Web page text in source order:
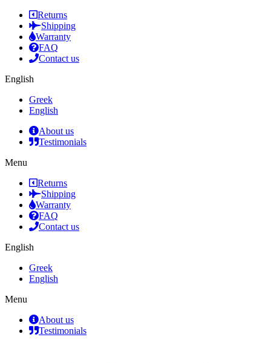
Returns
Shipping
Warranty
FAQ
Contact us
English
Greek
English
About us
Testimonials
Menu
Returns
Shipping
Warranty
FAQ
Contact us
English
Greek
English
Menu
About us
Testimonials